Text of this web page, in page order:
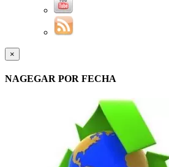
×
NAGEGAR POR FECHA